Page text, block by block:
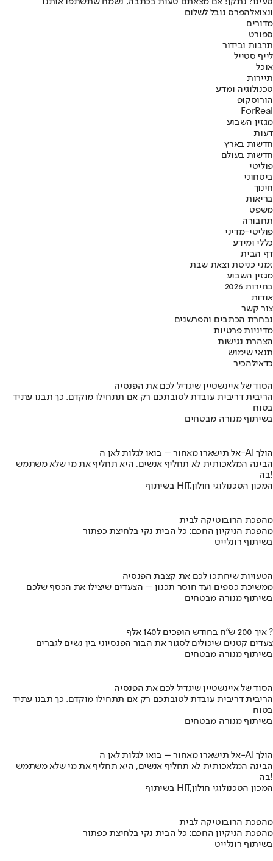
ונצואלהפרס נובל לשלום
מדורים
ספורט
תרבות ובידור
לייף סטייל
אוכל
תיירות
טכנולוגיה ומדע
הורוסקופ
ForReal
מגזין השבוע
דעות
חדשות בארץ
חדשות בעולם
פוליטי
ביטחוני
חינוך
בריאות
משפט
תחבורה
פוליטי-מדיני
כללי ומידע
דף הבית
זמני כניסת וצאת שבת
מגזין השבוע
בחירות 2026
אודות
צור קשר
נבחרת הכתבים והפרשנים
מדיניות פרטיות
הצהרת נגישות
תנאי שימוש
כדאילהכיר
הסוד של איינשטיין שיגדיל לכם את הפנסיה
הריבית דריבית עובדת לטובתכם רק אם תתחילו מוקדם. כך תבנו עתיד
בטוח
בשיתוף מנורה מבטחים
אל תישארו מאחור – בואו לגלות לאן ה-AI הולך
הבינה המלאכותית לא תחליף אנשים, היא תחליף את מי שלא משתמש
בה!
בשיתוף HIT,המכון הטכנולוגי חולון
מהפכת הרובוטיקה לבית
מהפכת הניקיון החכם: כל הבית נקי בלחיצת כפתור
בשיתוף רונלייט
הטעויות שיחתכו לכם את קצבת הפנסיה
ממשיכת כספים ועד חוסר תכנון – הצעדים שיצילו את הכסף שלכם
בשיתוף מנורה מבטחים
איך 200 ש"ח בחודש הופכים ל140 אלף ?
צעדים קטנים שיכולים לסגור את הבור הפנסיוני בין נשים לגברים
בשיתוף מנורה מבטחים
הסוד של איינשטיין שיגדיל לכם את הפנסיה
הריבית דריבית עובדת לטובתכם רק אם תתחילו מוקדם. כך תבנו עתיד
בטוח
בשיתוף מנורה מבטחים
אל תישארו מאחור – בואו לגלות לאן ה-AI הולך
הבינה המלאכותית לא תחליף אנשים, היא תחליף את מי שלא משתמש
בה!
בשיתוף HIT,המכון הטכנולוגי חולון
מהפכת הרובוטיקה לבית
מהפכת הניקיון החכם: כל הבית נקי בלחיצת כפתור
בשיתוף רונלייט